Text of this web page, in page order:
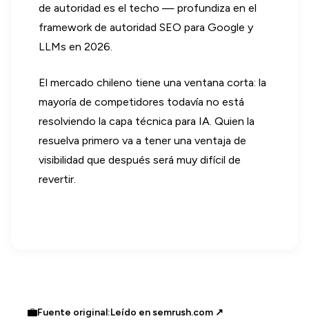
de autoridad es el techo — profundiza en el
framework de autoridad SEO para Google y
LLMs en 2026.
El mercado chileno tiene una ventana corta: la
mayoría de competidores todavía no está
resolviendo la capa técnica para IA. Quien la
resuelva primero va a tener una ventaja de
visibilidad que después será muy difícil de
revertir.
Fuente original:Leído en semrush.com ↗